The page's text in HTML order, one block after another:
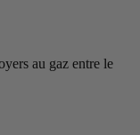
au gaz entre le